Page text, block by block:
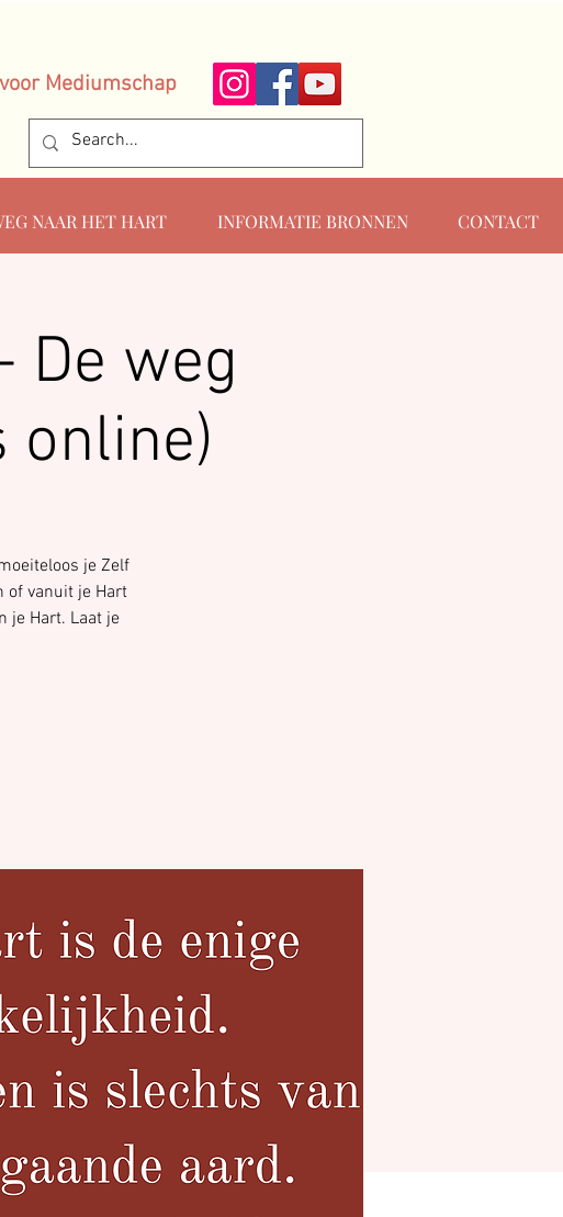
Mediumschap
NAAR HET HART INFORMATIE BRONNEN CONTACT
De weg
online)
je Zelf
of vanuit je Hart
je Hart. Laat je